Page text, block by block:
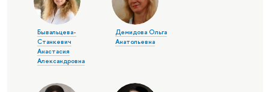
Бывальцева-
Станкевич
Анастасия
Александровна
Демидова Ольга
Анатольевна